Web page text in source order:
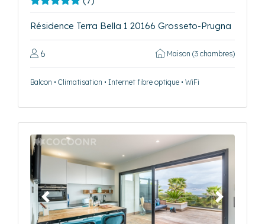
Résidence Terra Bella 1 20166 Grosseto-Prugna
6 Maison (3 chambres)
Balcon • Climatisation • Internet fibre optique • WiFi
Précédent Suivant